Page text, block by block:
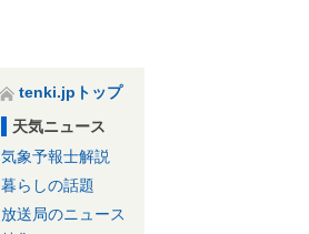
tenki.jpトップ
天気ニュース
気象予報士解説
暮らしの話題
放送局のニュース